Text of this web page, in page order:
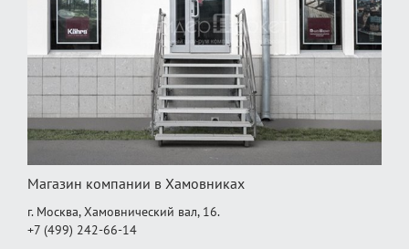
Магазин компании в Хамовниках
г. Москва, Хамовнический вал, 16.
+7 (499) 242-66-14